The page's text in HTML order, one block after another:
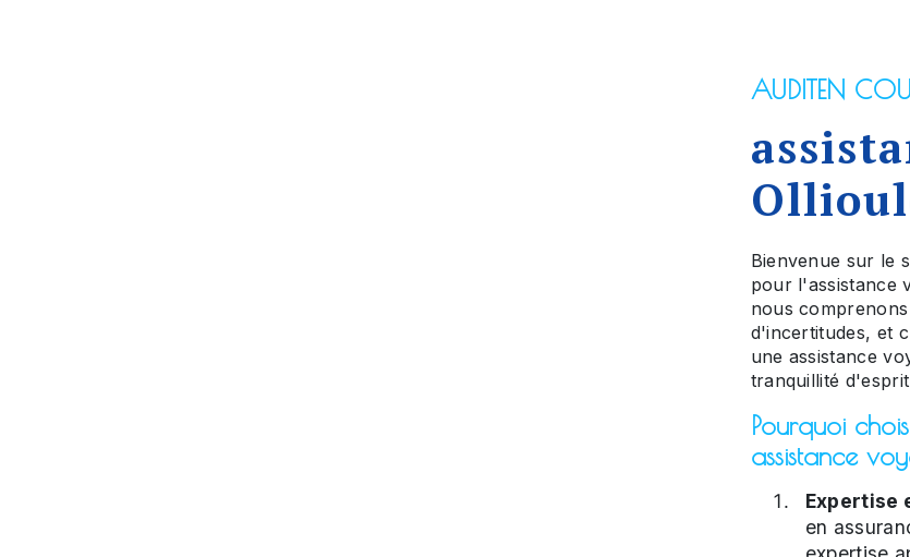
AUDITEN
Bienvenue sur le
pour l'assistance
nous
d'incertitudes, et
une assistance
tranquillité
Pourquoi
assistance
Expertise
en